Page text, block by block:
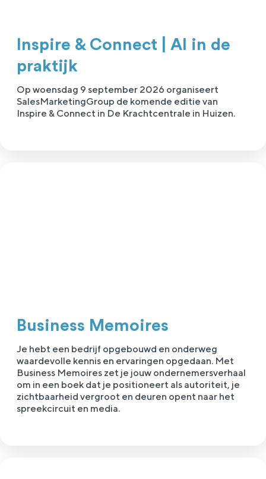
Inspire & Connect | AI in de
praktijk
Op woensdag 9 september 2026 organiseert
SalesMarketingGroup de komende editie van
Inspire & Connect in De Krachtcentrale in Huizen.
Business Memoires
Je hebt een bedrijf opgebouwd en onderweg
waardevolle kennis en ervaringen opgedaan. Met
Business Memoires zet je jouw ondernemersverhaal
om in een boek dat je positioneert als autoriteit, je
zichtbaarheid vergroot en deuren opent naar het
spreekcircuit en media.